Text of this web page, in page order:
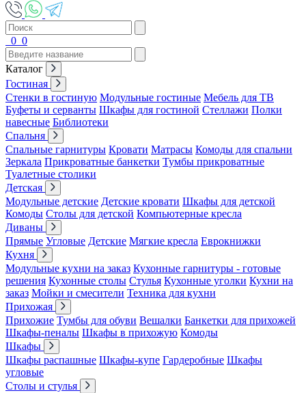
0 0
Каталог
Гостиная
Стенки в гостиную Модульные гостиные Мебель для ТВ
Буфеты и серванты Шкафы для гостиной Стеллажи Полки
навесные Библиотеки
Спальня
Спальные гарнитуры Кровати Матрасы Комоды для спальни
Зеркала Прикроватные банкетки Тумбы прикроватные
Туалетные столики
Детская
Модульные детские Детские кровати Шкафы для детской
Комоды Столы для детской Компьютерные кресла
Диваны
Прямые Угловые Детские Мягкие кресла Еврокнижки
Кухня
Модульные кухни на заказ Кухонные гарнитуры - готовые
решения Кухонные столы Стулья Кухонные уголки Кухни на
заказ Мойки и смесители Техника для кухни
Прихожая
Прихожие Тумбы для обуви Вешалки Банкетки для прихожей
Шкафы-пеналы Шкафы в прихожую Комоды
Шкафы
Шкафы распашные Шкафы-купе Гардеробные Шкафы
угловые
Столы и стулья